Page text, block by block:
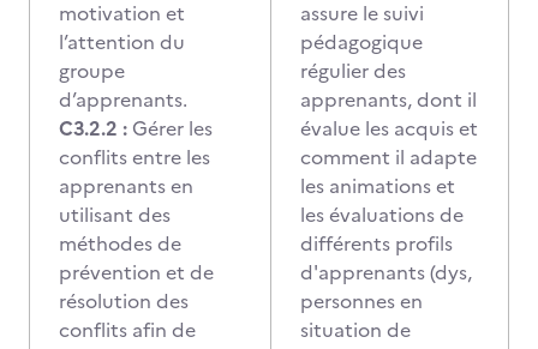
motivation et
l’attention du
groupe
d’apprenants.
C3.2.2 : Gérer les
conflits entre les
apprenants en
utilisant des
méthodes de
prévention et de
résolution des
conflits afin de
assure le suivi
pédagogique
régulier des
apprenants, dont il
évalue les acquis et
comment il adapte
les animations et
les évaluations de
différents profils
d'apprenants (dys,
personnes en
situation de